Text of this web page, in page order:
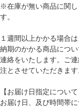
※在庫が無い商品に関
す。
１週間以上かかる場合
納期のかかる商品につ
連絡をいたします。ご
注とさせていただきま
【お届け日指定について
お届け日、及び時間帯